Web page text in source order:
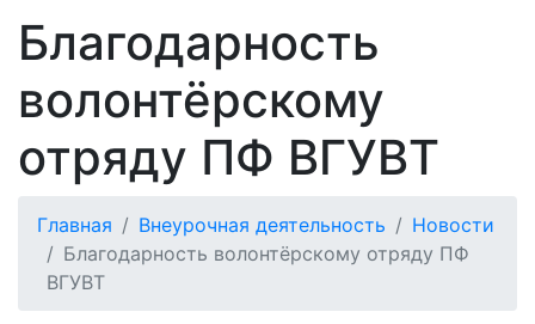
Благодарность
волонтёрскому
отряду ПФ ВГУВТ
Главная Внеурочная деятельность
Новости
Благодарность волонтёрскому отряду ПФ
ВГУВТ